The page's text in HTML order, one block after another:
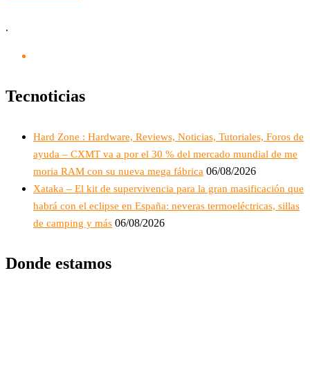
.
Tecnoticias
Hard Zone : Hardware, Reviews, Noticias, Tutoriales, Foros de
ayuda – CXMT va a por el 30 % del mercado mundial de me
moria RAM con su nueva mega fábrica 06/08/2026
Xataka – El kit de supervivencia para la gran masificación que
habrá con el eclipse en España: neveras termoeléctricas, sillas
de camping y más 06/08/2026
Donde estamos